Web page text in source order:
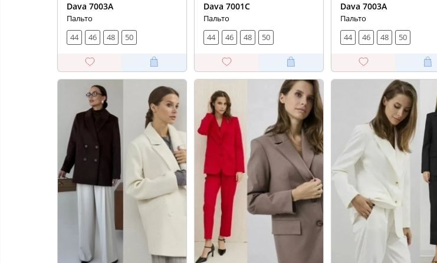
Dava 7003А
Пальто
44
46 48 50
Dava 7001С
Пальто
44
46 48 50
Dava 7003А
Пальто
44
46 48 50